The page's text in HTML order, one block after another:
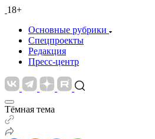
18+
Основные рубрики
Спецпроекты
Редакция
Пресс-центр
Тёмная тема